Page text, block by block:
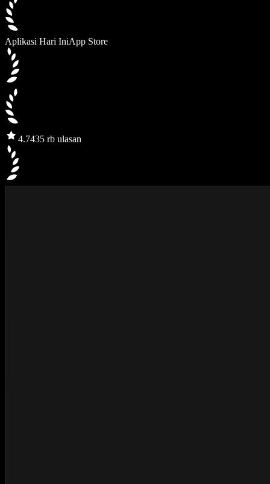
Aplikasi Hari IniApp Store
4.7435 rb ulasan